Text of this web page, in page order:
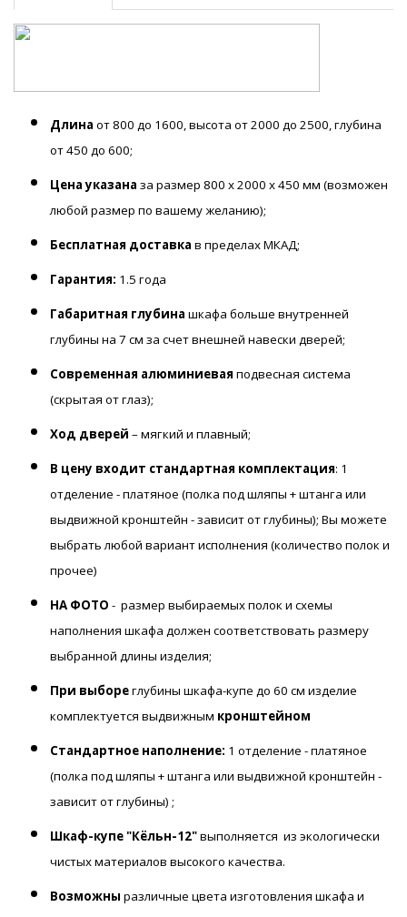
Длина от 800 до 1600, высота от 2000 до 2500, глубина
от 450 до 600;
Цена указана за размер 800 х 2000 х 450 мм (возможен
любой размер по вашему желанию);
Бесплатная доставка в пределах МКАД;
Гарантия: 1.5 года
Габаритная глубина шкафа больше внутренней
глубины на 7 см за счет внешней навески дверей;
Современная алюминиевая подвесная система
(скрытая от глаз);
Ход дверей – мягкий и плавный;
В цену входит стандартная комплектация: 1
отделение - платяное (полка под шляпы + штанга или
выдвижной кронштейн - зависит от глубины); Вы можете
выбрать любой вариант исполнения (количество полок и
прочее)
НА ФОТО - размер выбираемых полок и схемы
наполнения шкафа должен соответствовать размеру
выбранной длины изделия;
При выбореглубины шкафа-купе до 60 см изделие
комплектуется выдвижным кронштейном
Стандартное наполнение: 1 отделение - платяное
(полка под шляпы + штанга или выдвижной кронштейн -
зависит от глубины) ;
Шкаф-купе "Кёльн-12"выполняется из экологически
чистых материалов высокого качества.
Возможны различные цвета изготовления шкафа и